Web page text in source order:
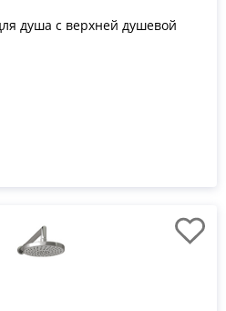
душа с верхней душевой